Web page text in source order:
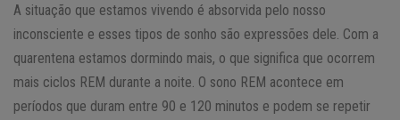
A situação que estamos vivendo é absorvida pelo nosso
inconsciente e esses tipos de sonho são expressões dele. Com a
quarentena estamos dormindo mais, o que significa que ocorrem
mais ciclos REM durante a noite. O sono REM acontece em
períodos que duram entre 90 e 120 minutos e podem se repetir